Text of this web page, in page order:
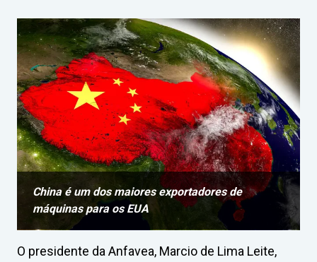
China é um dos maiores exportadores de
máquinas para os EUA
O presidente da Anfavea, Marcio de Lima Leite,